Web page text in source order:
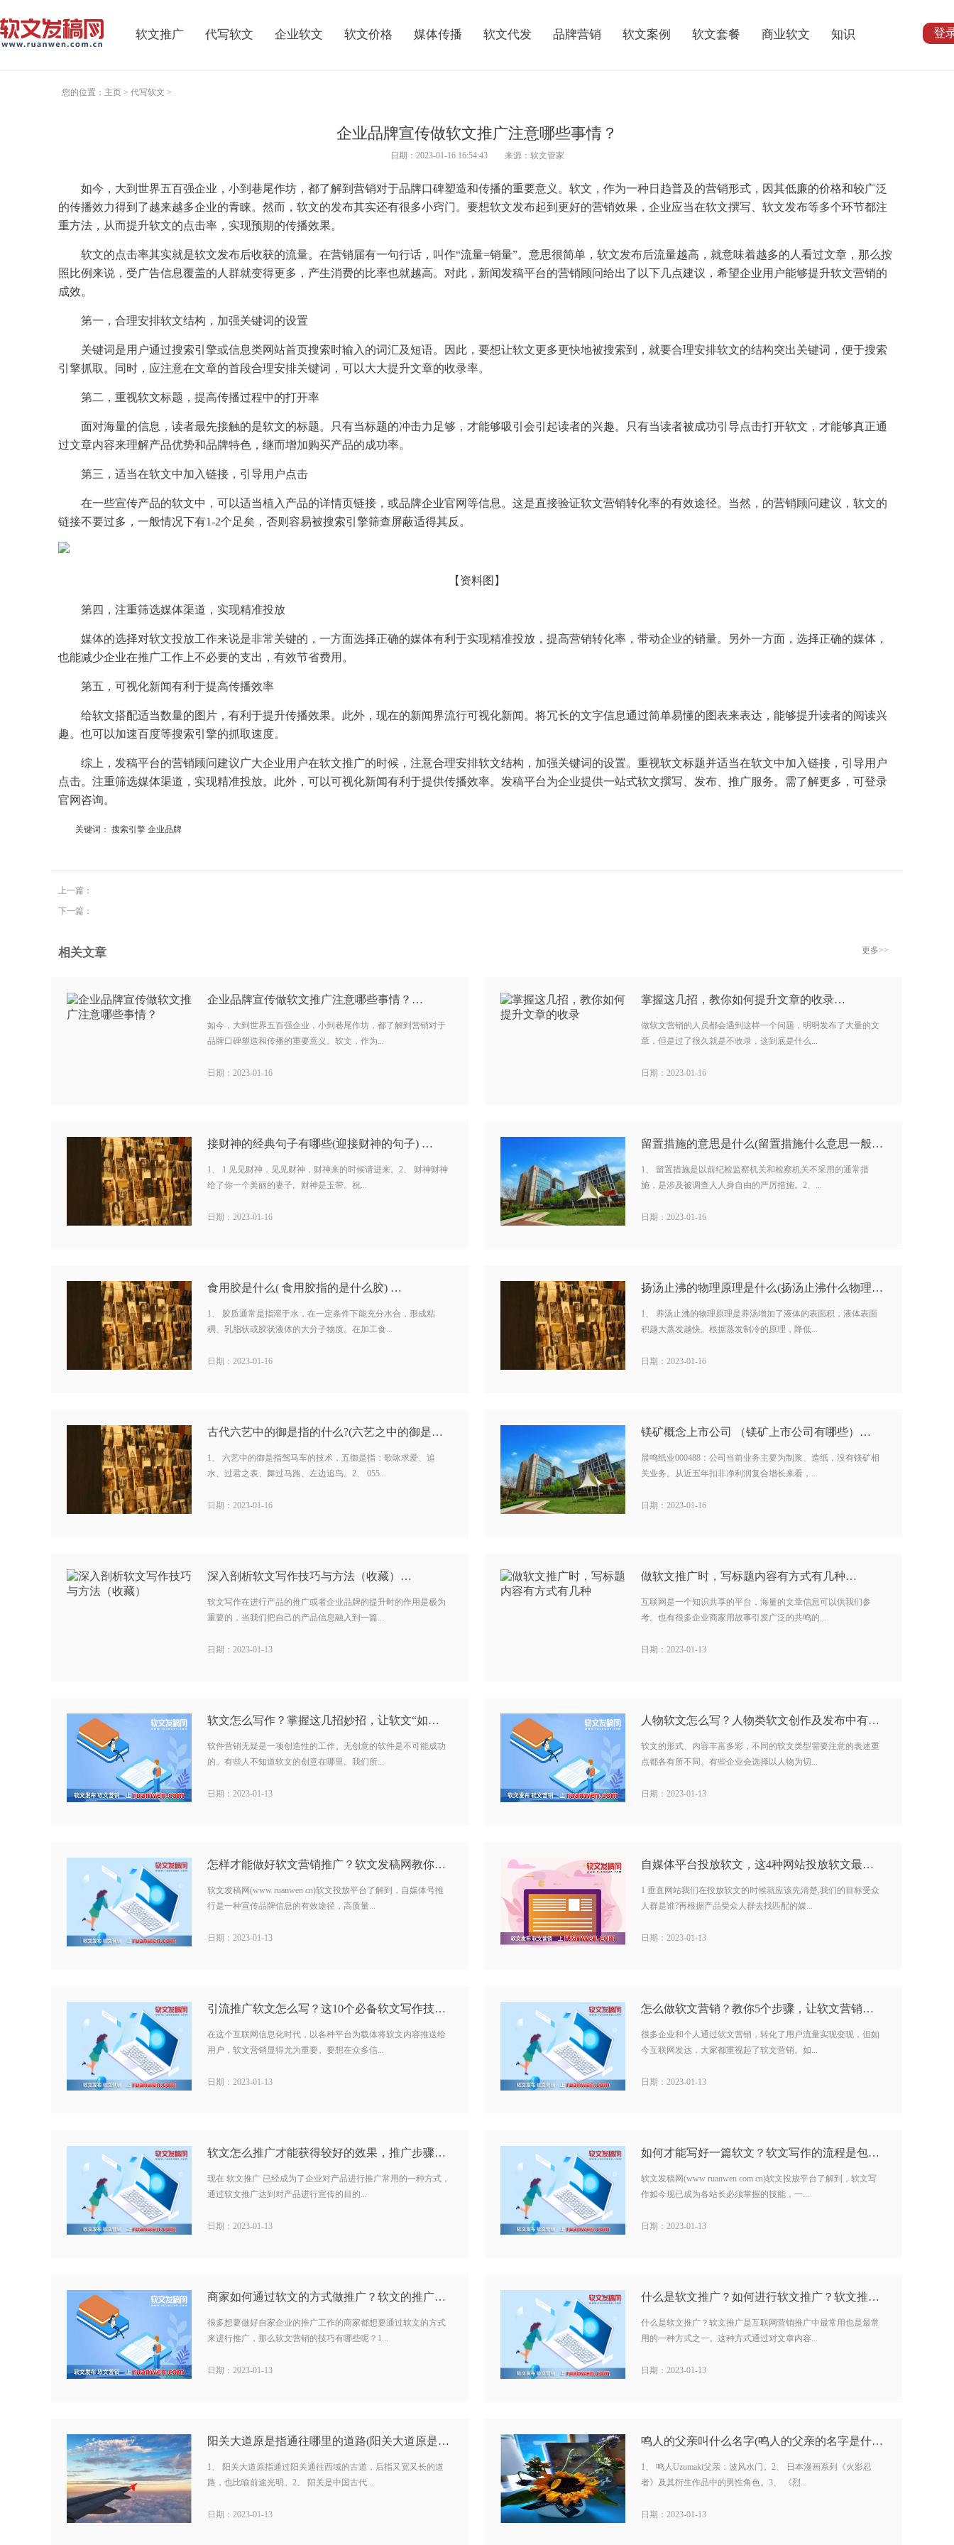
软文推广 代写软文 企业软文 软文价格 媒体传播 软文代发 品牌营销 软文案例 软文套餐 商业软文 知识 登
您的位置： 主页 > 代写软文 >
企业品牌宣传做软文推广注意哪些事情？
日期：2023-01-16 16:54:43 来源：软文管家
如今，大到世界五百强企业，小到巷尾作坊，都了解到营销对于品牌口碑塑造和传播的重要意义。软文，作为一种日趋普及的营销形式，因其低廉的价格和较广泛
的传播效力得到了越来越多企业的青睐。然而，软文的发布其实还有很多小窍门。要想软文发布起到更好的营销效果，企业应当在软文撰写、软文发布等多个环节都注
重方法，从而提升软文的点击率，实现预期的传播效果。
软文的点击率其实就是软文发布后收获的流量。在营销届有一句行话，叫作“流量=销量”。意思很简单，软文发布后流量越高，就意味着越多的人看过文章，那么按
照比例来说，受广告信息覆盖的人群就变得更多，产生消费的比率也就越高。对此，新闻发稿平台的营销顾问给出了以下几点建议，希望企业用户能够提升软文营销的
成效。
第一，合理安排软文结构，加强关键词的设置
关键词是用户通过搜索引擎或信息类网站首页搜索时输入的词汇及短语。因此，要想让软文更多更快地被搜索到，就要合理安排软文的结构突出关键词，便于搜索
引擎抓取。同时，应注意在文章的首段合理安排关键词，可以大大提升文章的收录率。
第二，重视软文标题，提高传播过程中的打开率
面对海量的信息，读者最先接触的是软文的标题。只有当标题的冲击力足够，才能够吸引会引起读者的兴趣。只有当读者被成功引导点击打开软文，才能够真正通
过文章内容来理解产品优势和品牌特色，继而增加购买产品的成功率。
第三，适当在软文中加入链接，引导用户点击
在一些宣传产品的软文中，可以适当植入产品的详情页链接，或品牌企业官网等信息。这是直接验证软文营销转化率的有效途径。当然，的营销顾问建议，软文的
链接不要过多，一般情况下有1-2个足矣，否则容易被搜索引擎筛查屏蔽适得其反。
【资料图】
第四，注重筛选媒体渠道，实现精准投放
媒体的选择对软文投放工作来说是非常关键的，一方面选择正确的媒体有利于实现精准投放，提高营销转化率，带动企业的销量。另外一方面，选择正确的媒体，
也能减少企业在推广工作上不必要的支出，有效节省费用。
第五，可视化新闻有利于提高传播效率
给软文搭配适当数量的图片，有利于提升传播效果。此外，现在的新闻界流行可视化新闻。将冗长的文字信息通过简单易懂的图表来表达，能够提升读者的阅读兴
趣。也可以加速百度等搜索引擎的抓取速度。
综上，发稿平台的营销顾问建议广大企业用户在软文推广的时候，注意合理安排软文结构，加强关键词的设置。重视软文标题并适当在软文中加入链接，引导用户
点击。注重筛选媒体渠道，实现精准投放。此外，可以可视化新闻有利于提供传播效率。发稿平台为企业提供一站式软文撰写、发布、推广服务。需了解更多，可登录
官网咨询。
关键词： 搜索引擎 企业品牌
上一篇：
下一篇：
更多>>
相关文章
企业品牌宣传做软文推广注意哪些事情？…
如今，大到世界五百强企业，小到巷尾作坊，都了解到营销对于
品牌口碑塑造和传播的重要意义。软文，作为...
日期：2023-01-16
掌握这几招，教你如何提升文章的收录…
做软文营销的人员都会遇到这样一个问题，明明发布了大量的文
章，但是过了很久就是不收录，这到底是什么...
日期：2023-01-16
接财神的经典句子有哪些(迎接财神的句子) …
1、 1 见见财神，见见财神，财神来的时候请进来。2、 财神财神
给了你一个美丽的妻子。财神是玉带。祝...
日期：2023-01-16
留置措施的意思是什么(留置措施什么意思一般多长时间) …
1、 留置措施是以前纪检监察机关和检察机关不采用的通常措
施，是涉及被调查人人身自由的严厉措施。2、...
日期：2023-01-16
食用胶是什么( 食用胶指的是什么胶) …
1、 胶质通常是指溶于水，在一定条件下能充分水合，形成粘
稠、乳脂状或胶状液体的大分子物质。在加工食...
日期：2023-01-16
扬汤止沸的物理原理是什么(扬汤止沸什么物理原理) …
1、 养汤止沸的物理原理是养汤增加了液体的表面积，液体表面
积越大蒸发越快。根据蒸发制冷的原理，降低...
日期：2023-01-16
古代六艺中的御是指的什么?(六艺之中的御是什么意思) …
1、 六艺中的御是指驾马车的技术，五御是指：歌咏求爱、追
水、过君之表、舞过马路、左边追鸟。2、 055...
日期：2023-01-16
镁矿概念上市公司 （镁矿上市公司有哪些）…
晨鸣纸业000488：公司当前业务主要为制浆、造纸，没有镁矿相
关业务。从近五年扣非净利润复合增长来看，...
日期：2023-01-16
深入剖析软文写作技巧与方法（收藏）…
软文写作在进行产品的推广或者企业品牌的提升时的作用是极为
重要的，当我们把自己的产品信息融入到一篇...
日期：2023-01-13
做软文推广时，写标题内容有方式有几种…
互联网是一个知识共享的平台，海量的文章信息可以供我们参
考。也有很多企业商家用故事引发广泛的共鸣的...
日期：2023-01-13
软文怎么写作？掌握这几招妙招，让软文“如沐春风”…
软件营销无疑是一项创造性的工作。无创意的软件是不可能成功
的。有些人不知道软文的创意在哪里。我们所...
日期：2023-01-13
人物软文怎么写？人物类软文创作及发布中有哪些重点？…
软文的形式、内容丰富多彩，不同的软文类型需要注意的表述重
点都各有所不同。有些企业会选择以人物为切...
日期：2023-01-13
怎样才能做好软文营销推广？软文发稿网教你几招诀窍…
软文发稿网(www ruanwen cn)软文投放平台了解到，自媒体号推
行是一种宣传品牌信息的有效途径，高质量...
日期：2023-01-13
自媒体平台投放软文，这4种网站投放软文最有效…
1 垂直网站我们在投放软文的时候就应该先清楚,我们的目标受众
人群是谁?再根据产品受众人群去找匹配的媒...
日期：2023-01-13
引流推广软文怎么写？这10个必备软文写作技巧你知道吗？…
在这个互联网信息化时代，以各种平台为载体将软文内容推送给
用户，软文营销显得尤为重要。要想在众多信...
日期：2023-01-13
怎么做软文营销？教你5个步骤，让软文营销最大化…
很多企业和个人通过软文营销，转化了用户流量实现变现，但如
今互联网发达，大家都重视起了软文营销。如...
日期：2023-01-13
软文怎么推广才能获得较好的效果，推广步骤是什么？…
现在 软文推广 已经成为了企业对产品进行推广常用的一种方式，
通过软文推广达到对产品进行宣传的目的...
日期：2023-01-13
如何才能写好一篇软文？软文写作的流程是包括什么？…
软文发稿网(www ruanwen com cn)软文投放平台了解到，软文写
作如今现已成为各站长必须掌握的技能，一...
日期：2023-01-13
商家如何通过软文的方式做推广？软文的推广技巧有哪些？…
很多想要做好自家企业的推广工作的商家都想要通过软文的方式
来进行推广，那么软文营销的技巧有哪些呢？1...
日期：2023-01-13
什么是软文推广？如何进行软文推广？软文推广撰写流程是什么？…
什么是软文推广？软文推广是互联网营销推广中最常用也是最常
用的一种方式之一。这种方式通过对文章内容...
日期：2023-01-13
阳关大道原是指通往哪里的道路(阳关大道原是指通往哪）…
1、 阳关大道原指通过阳关通往西域的古道，后指又宽又长的道
路，也比喻前途光明。2、 阳关是中国古代...
日期：2023-01-13
鸣人的父亲叫什么名字(鸣人的父亲的名字是什么) …
1、 鸣人Uzumaki父亲：波风水门。2、 日本漫画系列《火影忍
者》及其衍生作品中的男性角色。3、 《烈...
日期：2023-01-13